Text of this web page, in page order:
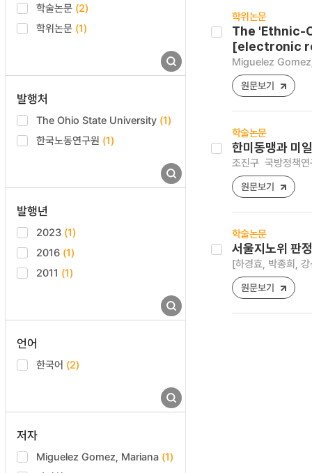
학술논문 (2)
학위논문 (1)
발행처
The Ohio State University (1)
한국노동연구원 (1)
발행년
2023 (1)
2016 (1)
2011 (1)
언어
한국어 (2)
저자
Miguelez Gomez, Mariana (1)
학위논문
The 'Ethnic-
[electronic
Miguelez
원문보기
학술논문
한미동맹과 미
조진구 국방정책
원문보기
학술논문
서울지노위 판
[하경효, 박종희,
원문보기